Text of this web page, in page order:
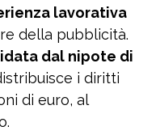
lavorativa
della pubblicità.
dal nipote di
i diritti
di euro, al